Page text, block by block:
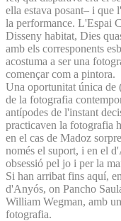
ella estava posant– i que
la performance. L'Espai
Disseny habitat, Dies
amb els corresponents
acostuma a ser una
començar com a pintora.
Una oportunitat única de
de la fotografia
antípodes de l'instant
practicaven la fotografia
en el cas de Madoz
només el suport, i en el
obsessió pel jo i per la
Si han arribat fins aquí,
d'Anyós, on Pancho
William Wegman, amb
fotografia.